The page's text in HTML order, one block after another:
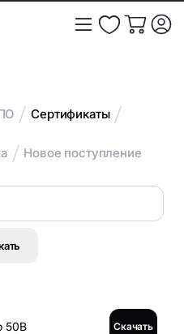
Сертификаты
Новое поступление
50В Скачать